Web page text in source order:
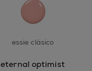
essie clásico
eternal optimist